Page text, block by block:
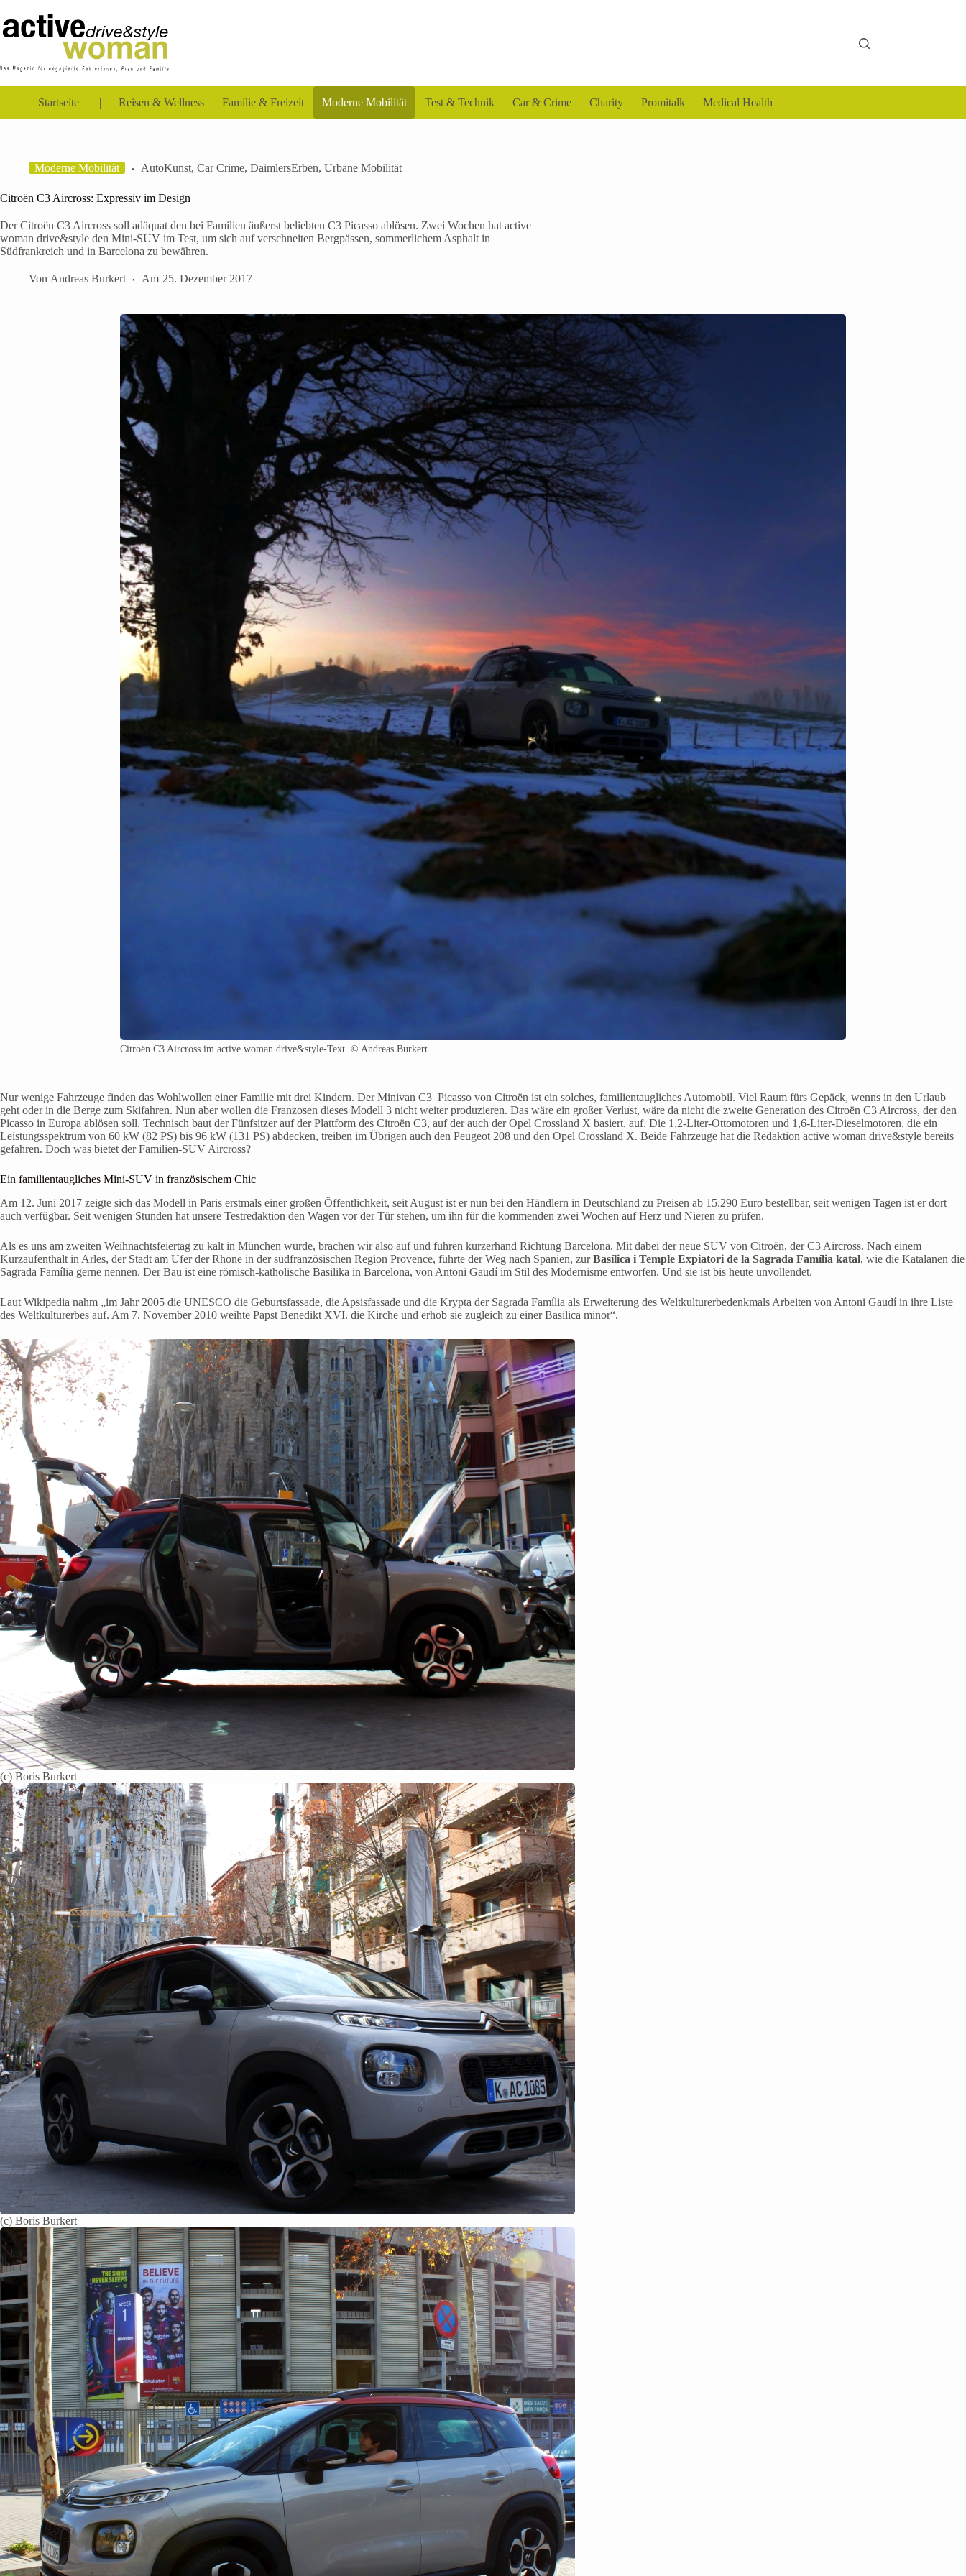
Inhalt
springen
Startseite Reisen & Wellness Familie & Freizeit Moderne Mobilität Test & Technik Car & Crime Charity Promitalk Medical Health
Moderne Mobilität AutoKunst, Car Crime, DaimlersErben, Urbane Mobilität
Citroën C3 Aircross: Expressiv im Design
Der Citroën C3 Aircross soll adäquat den bei Familien äußerst beliebten C3 Picasso ablösen. Zwei Wochen hat active
woman drive&style den Mini-SUV im Test, um sich auf verschneiten Bergpässen, sommerlichem Asphalt in
Südfrankreich und in Barcelona zu bewähren.
Von Andreas Burkert Am 25. Dezember 2017
Citroën C3 Aircross im active woman drive&style-Text. © Andreas Burkert
Nur wenige Fahrzeuge finden das Wohlwollen einer Familie mit drei Kindern. Der Minivan C3 Picasso von Citroën ist ein solches, familientaugliches Automobil. Viel Raum fürs Gepäck, wenns in den Urlaub
geht oder in die Berge zum Skifahren. Nun aber wollen die Franzosen dieses Modell 3 nicht weiter produzieren. Das wäre ein großer Verlust, wäre da nicht die zweite Generation des Citroën C3 Aircross, der den
Picasso in Europa ablösen soll. Technisch baut der Fünfsitzer auf der Plattform des Citroën C3, auf der auch der Opel Crossland X basiert, auf. Die 1,2-Liter-Ottomotoren und 1,6-Liter-Dieselmotoren, die ein
Leistungsspektrum von 60 kW (82 PS) bis 96 kW (131 PS) abdecken, treiben im Übrigen auch den Peugeot 208 und den Opel Crossland X. Beide Fahrzeuge hat die Redaktion active woman drive&style bereits
gefahren. Doch was bietet der Familien-SUV Aircross?
Ein familientaugliches Mini-SUV in französischem Chic
Am 12. Juni 2017 zeigte sich das Modell in Paris erstmals einer großen Öffentlichkeit, seit August ist er nun bei den Händlern in Deutschland zu Preisen ab 15.290 Euro bestellbar, seit wenigen Tagen ist er dort
auch verfügbar. Seit wenigen Stunden hat unsere Testredaktion den Wagen vor der Tür stehen, um ihn für die kommenden zwei Wochen auf Herz und Nieren zu prüfen.
Als es uns am zweiten Weihnachtsfeiertag zu kalt in München wurde, brachen wir also auf und fuhren kurzerhand Richtung Barcelona. Mit dabei der neue SUV von Citroën, der C3 Aircross. Nach einem
Kurzaufenthalt in Arles, der Stadt am Ufer der Rhone in der südfranzösischen Region Provence, führte der Weg nach Spanien, zurBasílica i Temple Expiatori de la Sagrada Família katal, wie die Katalanen die
Sagrada Família gerne nennen. Der Bau ist eine römisch-katholische Basilika in Barcelona, von Antoni Gaudí im Stil des Modernisme entworfen. Und sie ist bis heute unvollendet.
Laut Wikipedia nahm „im Jahr 2005 die UNESCO die Geburtsfassade, die Apsisfassade und die Krypta der Sagrada Família als Erweiterung des Weltkulturerbedenkmals Arbeiten von Antoni Gaudí in ihre Liste
des Weltkulturerbes auf. Am 7. November 2010 weihte Papst Benedikt XVI. die Kirche und erhob sie zugleich zu einer Basilica minor“.
(c) Boris Burkert
(c) Boris Burkert